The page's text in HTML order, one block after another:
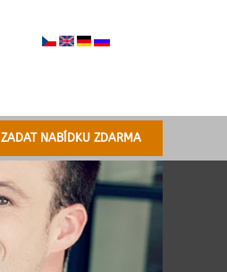
ZADAT NABÍDKU ZDARMA